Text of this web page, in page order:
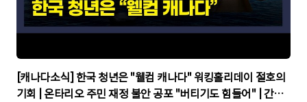
▶
[캐나다소식] 한국 청년은 "웰컴 캐나다" 워킹홀리데이 절호의
기회 | 온타리오 주민 재정 불안 공포 "버티기도 힘들어" | 간추